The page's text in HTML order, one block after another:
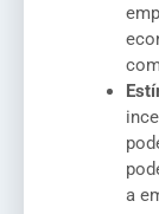
a